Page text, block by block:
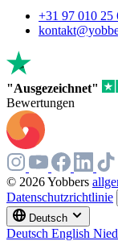
human,
this
field
+31 97 010 25
"Ausgezeichnet"
Bewertungen
© 2026 Yobbers
Datenschutzrichtlinie
Deutsch
Deutsch English